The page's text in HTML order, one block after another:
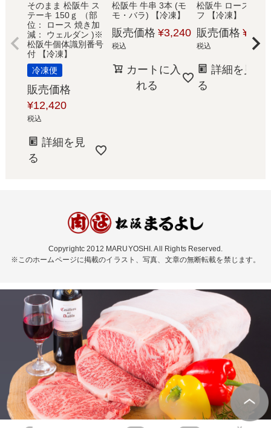
そのまま 松阪牛 ス
テーキ 150ｇ （部
位： ロース 焼き加
減： ウェルダン )※
松阪牛個体識別番号
付 【冷凍】
冷凍便
販売価格
¥12,420
税込
詳細を見
る
松阪牛 牛串 3本 (モ
モ・バラ) 【冷凍】
販売価格 ¥3,240
税込
カートに入
れる
松阪牛 ローストビ
フ 【冷凍】
販売価格 ¥
税込
詳細を見
る
Copyrightc 2012 MARUYOSHI. All Rights Reserved.
※このホームページに掲載のイラスト、写真、文章の無断転載を禁じます。